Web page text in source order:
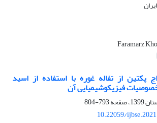
Faramarz
پکتین از تفاله غوره با استفاده از اسید
فیزیکوشیمیایی آن
793-804
10.22059/